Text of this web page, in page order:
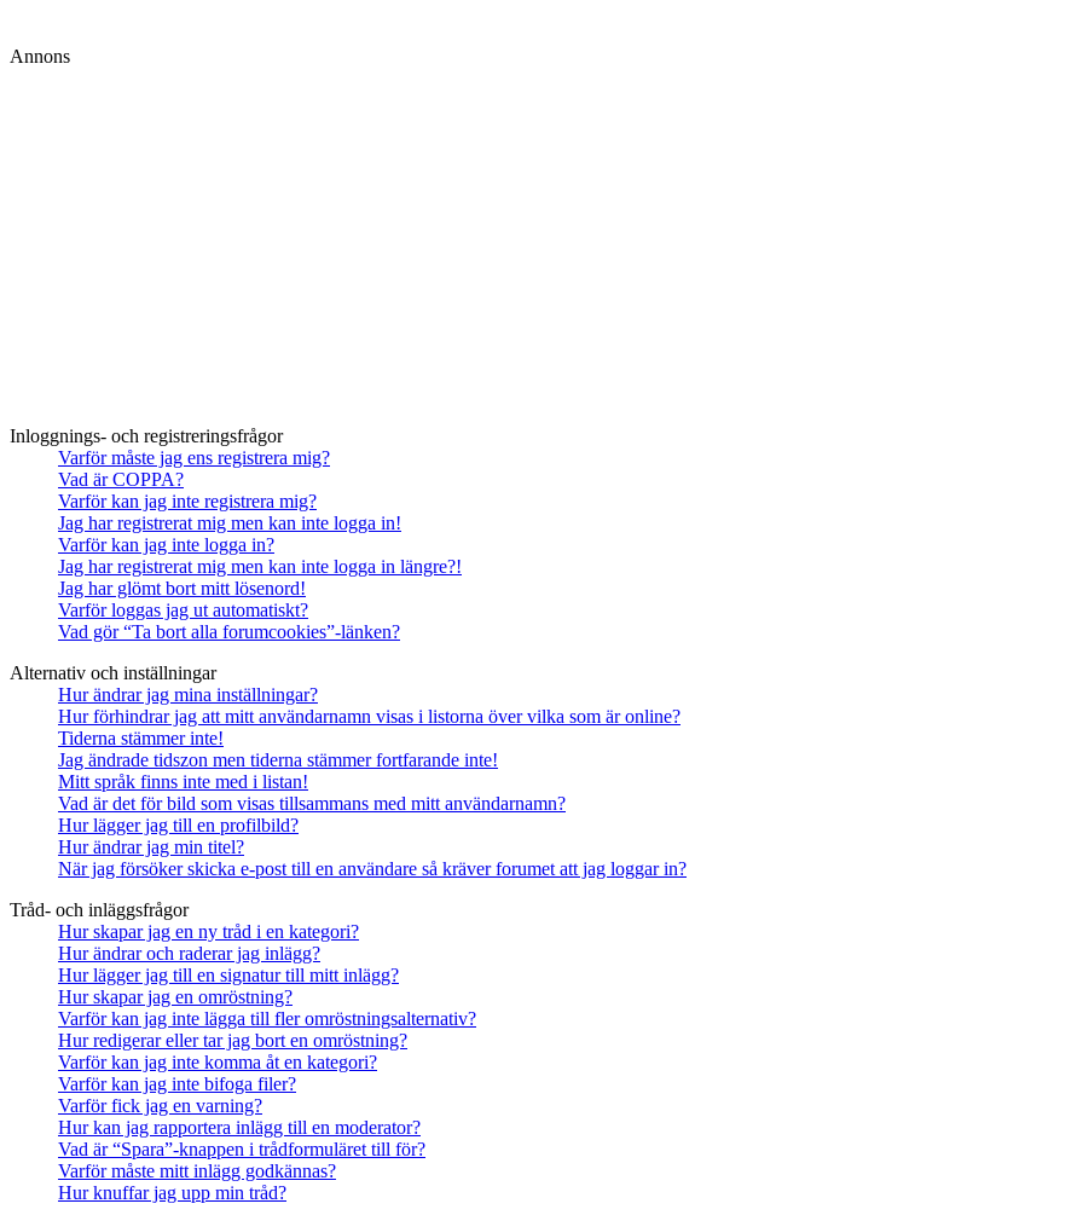
Annons
Inloggnings- och registreringsfrågor
Varför måste jag ens registrera mig?
Vad är COPPA?
Varför kan jag inte registrera mig?
Jag har registrerat mig men kan inte logga in!
Varför kan jag inte logga in?
Jag har registrerat mig men kan inte logga in längre?!
Jag har glömt bort mitt lösenord!
Varför loggas jag ut automatiskt?
Vad gör “Ta bort alla forumcookies”-länken?
Alternativ och inställningar
Hur ändrar jag mina inställningar?
Hur förhindrar jag att mitt användarnamn visas i listorna över vilka som är online?
Tiderna stämmer inte!
Jag ändrade tidszon men tiderna stämmer fortfarande inte!
Mitt språk finns inte med i listan!
Vad är det för bild som visas tillsammans med mitt användarnamn?
Hur lägger jag till en profilbild?
Hur ändrar jag min titel?
När jag försöker skicka e-post till en användare så kräver forumet att jag loggar in?
Tråd- och inläggsfrågor
Hur skapar jag en ny tråd i en kategori?
Hur ändrar och raderar jag inlägg?
Hur lägger jag till en signatur till mitt inlägg?
Hur skapar jag en omröstning?
Varför kan jag inte lägga till fler omröstningsalternativ?
Hur redigerar eller tar jag bort en omröstning?
Varför kan jag inte komma åt en kategori?
Varför kan jag inte bifoga filer?
Varför fick jag en varning?
Hur kan jag rapportera inlägg till en moderator?
Vad är “Spara”-knappen i trådformuläret till för?
Varför måste mitt inlägg godkännas?
Hur knuffar jag upp min tråd?